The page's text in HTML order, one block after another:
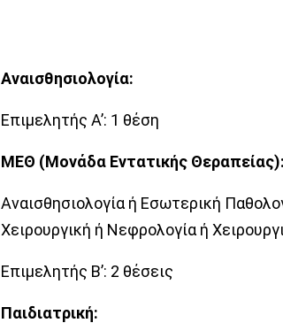
Αναισθησιολογία:
Επιμελητής Α’: 1 θέση
ΜΕΘ (Μονάδα Εντατικής Θεραπείας):
Αναισθησιολογία ή Εσωτερική
Χειρουργική ή Νεφρολογία ή
Επιμελητής Β’: 2 θέσεις
Παιδιατρική: